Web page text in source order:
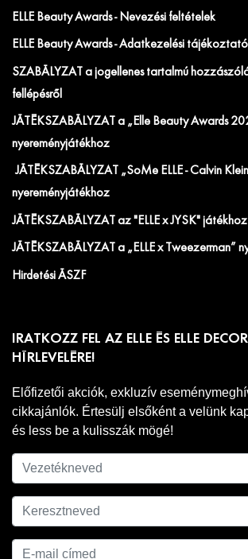
ELLE Beauty Awards - Nevezési feltételek
ELLE Beauty Awards - Adatkezelési
SZABÁLYZAT a jogellenes tartalmú
fellépésről
JÁTÉKSZABÁLYZAT a „Elle Beauty Awards
nyereményjátékhoz
JÁTÉKSZABÁLYZAT „SoMe ELLE - Calvin
nyereményjátékhoz
JÁTÉKSZABÁLYZAT az "ELLE x JYSK" játékhoz
JÁTÉKSZABÁLYZAT a „ELLE x Tweezerman”
Hirdetési ÁSZF
IRATKOZZ FEL AZ ELLE ÉS ELLE
HÍRLEVELÉRE!
Előfizetői akciók, exkluzív
cikkajánlók. Értesülj elsőként a velünk
és less be a kulisszák mögé!